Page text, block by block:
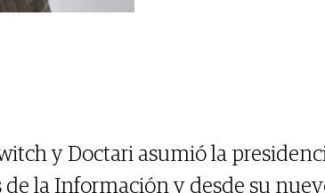
y Doctari asumió la
la Información y desde su